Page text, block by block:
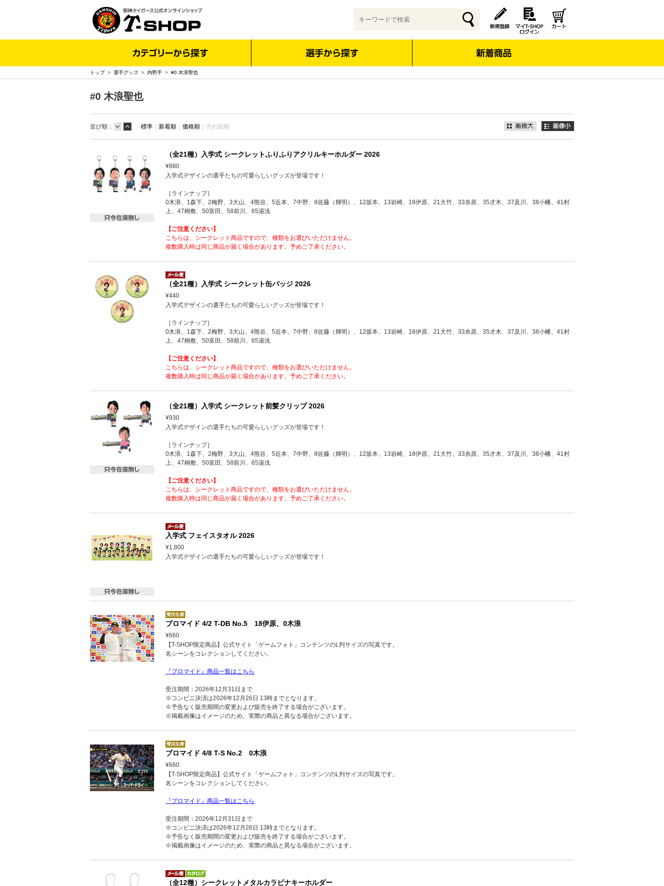
トップ> 選手グッズ > 内野手 > #0 木浪聖也
#0 木浪聖也
並び順： 標準 ｜ 新着順 ｜ 価格順 ｜ 売れ筋順
（全21種）入学式 シークレットふりふりアクリルキーホルダー 2026
¥880
入学式デザインの選手たちの可愛らしいグッズが登場です！
［ラインナップ］
0木浪、1森下、2梅野、3大山、4熊谷、5近本、7中野、8佐藤（輝明）、12坂本、13岩崎、18伊原、21大竹、33糸原、35才木、37及川、38小幡、41村
上、47桐敷、50富田、58前川、65湯浅
【ご注意ください】
こちらは、シークレット商品ですので、種類をお選びいただけません。
複数購入時は同じ商品が届く場合があります。予めご了承ください。
（全21種）入学式 シークレット缶バッジ 2026
¥440
入学式デザインの選手たちの可愛らしいグッズが登場です！
［ラインナップ］
0木浪、1森下、2梅野、3大山、4熊谷、5近本、7中野、8佐藤（輝明）、12坂本、13岩崎、18伊原、21大竹、33糸原、35才木、37及川、38小幡、41村
上、47桐敷、50富田、58前川、65湯浅
【ご注意ください】
こちらは、シークレット商品ですので、種類をお選びいただけません。
複数購入時は同じ商品が届く場合があります。予めご了承ください。
（全21種）入学式 シークレット前髪クリップ 2026
¥930
入学式デザインの選手たちの可愛らしいグッズが登場です！
［ラインナップ］
0木浪、1森下、2梅野、3大山、4熊谷、5近本、7中野、8佐藤（輝明）、12坂本、13岩崎、18伊原、21大竹、33糸原、35才木、37及川、38小幡、41村
上、47桐敷、50富田、58前川、65湯浅
【ご注意ください】
こちらは、シークレット商品ですので、種類をお選びいただけません。
複数購入時は同じ商品が届く場合があります。予めご了承ください。
入学式 フェイスタオル 2026
¥1,800
入学式デザインの選手たちの可愛らしいグッズが登場です！
ブロマイド 4/2 T-DB No.5 18伊原、0木浪
¥660
【T-SHOP限定商品】公式サイト「ゲームフォト」コンテンツのL判サイズの写真です。
名シーンをコレクションしてください。
『ブロマイド』商品一覧はこちら
受注期間：2026年12月31日まで
※コンビニ決済は2026年12月26日 13時までとなります。
※予告なく販売期間の変更および販売を終了する場合がございます。
※掲載画像はイメージのため、実際の商品と異なる場合がございます。
ブロマイド 4/8 T-S No.2 0木浪
¥660
【T-SHOP限定商品】公式サイト「ゲームフォト」コンテンツのL判サイズの写真です。
名シーンをコレクションしてください。
『ブロマイド』商品一覧はこちら
受注期間：2026年12月31日まで
※コンビニ決済は2026年12月26日 13時までとなります。
※予告なく販売期間の変更および販売を終了する場合がございます。
※掲載画像はイメージのため、実際の商品と異なる場合がございます。
（全12種）シークレットメタルカラビナキーホルダー